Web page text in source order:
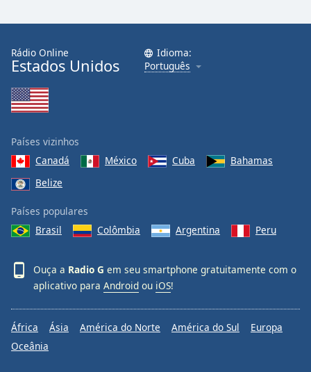
Font
Family
Close
Modal
Dialog
End
dialog
window.
Rádio Online
Estados Unidos
Idioma:
Português
Países vizinhos
Canadá
México Cuba
Bahamas
Belize
Países populares
Brasil
Colômbia Argentina Peru
Ouça a Radio G em seu smartphone gratuitamente com o
aplicativo para Android ou iOS!
África Ásia América do Norte América do Sul
Europa
Oceânia